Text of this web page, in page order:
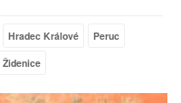
Hradec Králové
Peruc
Židenice